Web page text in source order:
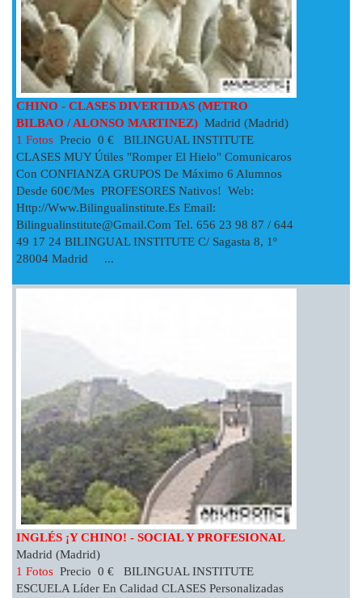
CHINO - CLASES DIVERTIDAS (METRO
BILBAO / ALONSO MARTINEZ) Madrid (Madrid)
1 Fotos Precio 0 € BILINGUAL INSTITUTE
CLASES MUY Útiles "romper El Hielo" Comunicaros
Con CONFIANZA GRUPOS De Máximo 6 Alumnos
Desde 60€/mes PROFESORES Nativos! Web:
Http://www.bilingualinstitute.es Email:
Bilingualinstitute@gmail.com Tel. 656 23 98 87 / 644
49 17 24 BILINGUAL INSTITUTE C/ Sagasta 8, 1º
28004 Madrid ...
INGLÉS ¡Y CHINO! - SOCIAL Y PROFESIONAL
Madrid (Madrid)
1 Fotos Precio 0 € BILINGUAL INSTITUTE
ESCUELA Líder En Calidad CLASES Personalizadas